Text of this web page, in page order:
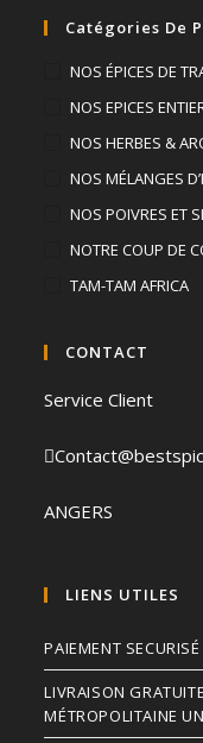
Catégories De
NOS ÉPICES DE
NOS EPICES
NOS HERBES &
NOS MÉLANGES
NOS POIVRES ET
NOTRE COUP DE
TAM-TAM AFRICA
CONTACT
Service Client
ANGERS
LIENS UTILES
PAIEMENT SECURISÉ
LIVRAISON
MÉTROPOLITAINE